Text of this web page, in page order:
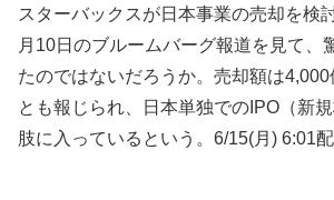
スターバックスが日本事業の売却を
月10日のブルームバーグ報道を見て、
たのではないだろうか。売却額は
とも報じられ、日本単独でのIPO（新
肢に入っているという。6/15(月) 6:01